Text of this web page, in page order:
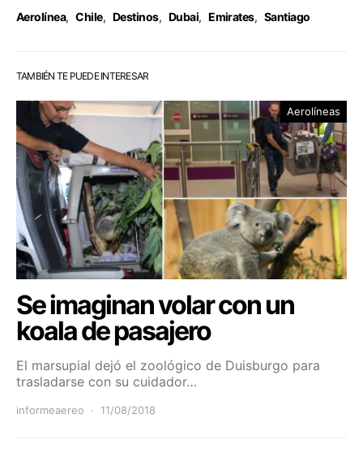
Aerolínea, Chile, Destinos, Dubai, Emirates, Santiago
TAMBIÉN TE PUEDE INTERESAR
Aerolíneas
Se imaginan volar con un
koala de pasajero
El marsupial dejó el zoológico de Duisburgo para
trasladarse con su cuidador…
informeaereo 11/08/2018